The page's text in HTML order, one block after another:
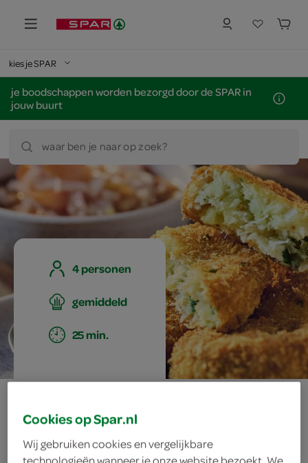
kies je SPAR
je boodschappen worden bezorgd door de SPAR in
jouw buurt
waar ben je naar op zoek?
4 personen
gemiddeld
25 min.
viskoekjes met
bruine boter-
Cookies op Spar.nl
Wij gebruiken cookies en vergelijkbare
technologieën wanneer je onze website bezoekt. We